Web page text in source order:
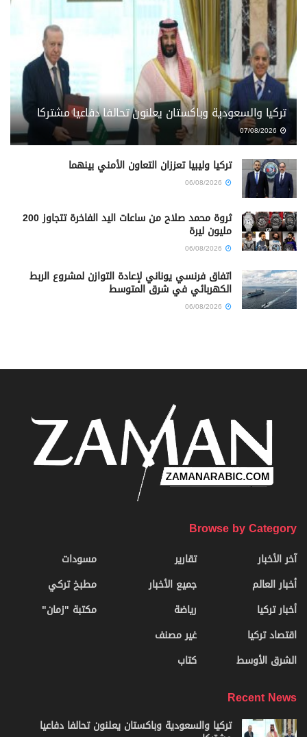
تركيا والسعودية وباكستان يعلنون تحالفا دفاعيا مشتركا
تركيا وليبيا تعززان التعاون الأمني بينهما
ثروة محمد صلاح من ساعات اليد الفاخرة تتجاوز 200
مليون ليرة
اتفاق فرنسي يوناني لإعادة التوازن لمشروع الربط
الكهربائي في شرق المتوسط
Browse by Category
آخر الأخبار
أخبار العالم
أخبار تركيا
اقتصاد تركيا
الشرق الأوسط
تقارير
جميع الأخبار
رياضة
غير مصنف
كتاب
مسودات
مطبخ تركي
مكتبة "زمان"
Recent News
تركيا والسعودية وباكستان يعلنون تحالفا دفاعيا